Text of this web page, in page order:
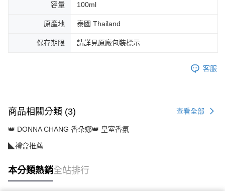
容量 100ml
原產地 泰國 Thailand
保存期限 請詳見原廠包裝標示
客服
商品相關分類 (3) 查看全部
👑 DONNA CHANG 香朵娜👑 皇室香氛
◣禮盒推薦
本分類熱銷全站排行